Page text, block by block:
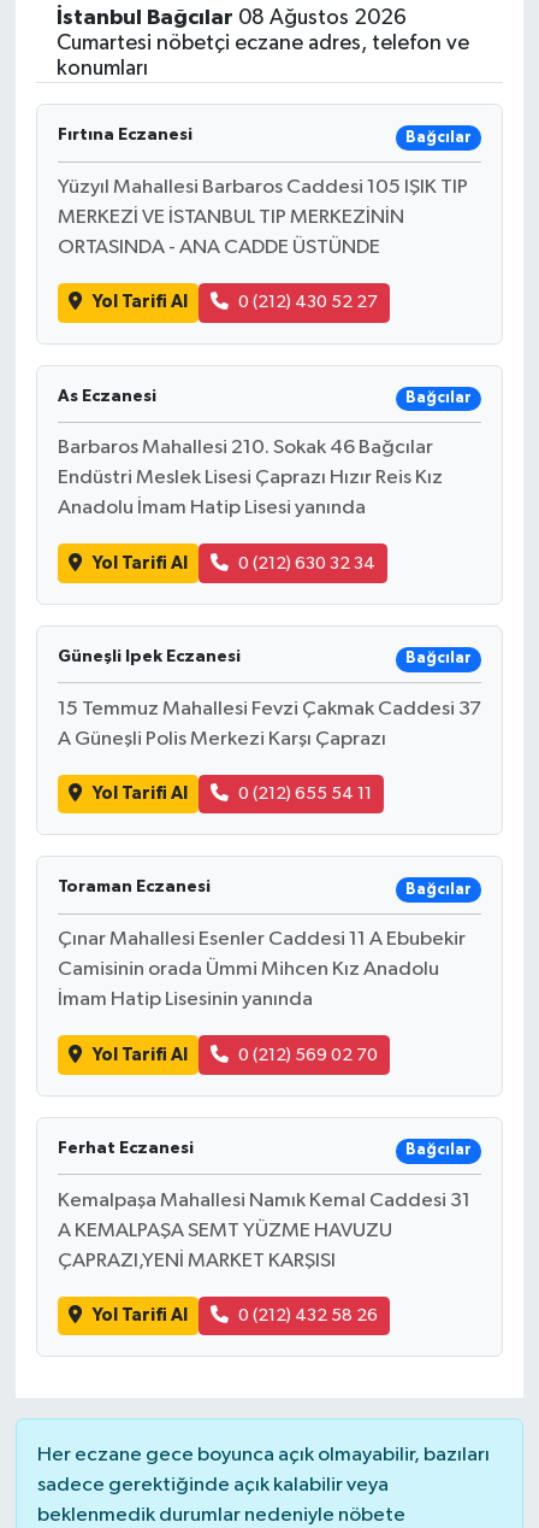
İstanbul Bağcılar 08 Ağustos 2026
Cumartesi nöbetçi eczane adres, telefon ve
konumları
Fırtına Eczanesi Bağcılar
Yüzyıl Mahallesi Barbaros Caddesi 105 IŞIK TIP
MERKEZİ VE İSTANBUL TIP MERKEZİNİN
ORTASINDA - ANA CADDE ÜSTÜNDE
Yol Tarifi Al 0 (212) 430 52 27
As Eczanesi Bağcılar
Barbaros Mahallesi 210. Sokak 46 Bağcılar
Endüstri Meslek Lisesi Çaprazı Hızır Reis Kız
Anadolu İmam Hatip Lisesi yanında
Yol Tarifi Al 0 (212) 630 32 34
Güneşli Ipek Eczanesi Bağcılar
15 Temmuz Mahallesi Fevzi Çakmak Caddesi 37
A Güneşli Polis Merkezi Karşı Çaprazı
Yol Tarifi Al 0 (212) 655 54 11
Toraman Eczanesi Bağcılar
Çınar Mahallesi Esenler Caddesi 11 A Ebubekir
Camisinin orada Ümmi Mihcen Kız Anadolu
İmam Hatip Lisesinin yanında
Yol Tarifi Al 0 (212) 569 02 70
Ferhat Eczanesi Bağcılar
Kemalpaşa Mahallesi Namık Kemal Caddesi 31
A KEMALPAŞA SEMT YÜZME HAVUZU
ÇAPRAZI,YENİ MARKET KARŞISI
Yol Tarifi Al 0 (212) 432 58 26
Her eczane gece boyunca açık olmayabilir, bazıları
sadece gerektiğinde açık kalabilir veya
beklenmedik durumlar nedeniyle nöbete
Siyasetçi
Spor
Tebrik
Türkiye